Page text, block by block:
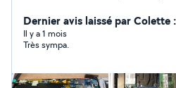
Dernier avis laissé par Colette
Il y a 1 mois
Très sympa.